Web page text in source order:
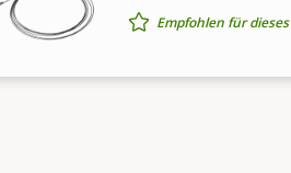
Empfohlen für